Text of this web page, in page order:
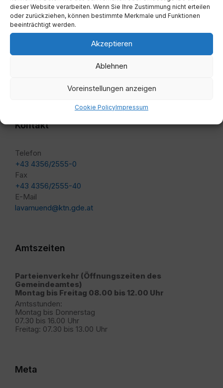
dieser Website verarbeiten. Wenn Sie Ihre Zustimmung nicht erteilen
oder zurückziehen, können bestimmte Merkmale und Funktionen
beeinträchtigt werden.
Akzeptieren
Ablehnen
Voreinstellungen anzeigen
Cookie PolicyImpressum
Marktgemeindeamt Lavamünd
Lavamünd 65, 9473 Lavamünd
Kontakt
Telefon
+43 4356/2555-0
Fax
+43 4356/2555-40
E-Mail
lavamuend@ktn.gde.at
Amtszeiten
Parteienverkehr (Öffnungszeiten des
Gemeindeamtes)
Montag bis Freitag 08.00 bis 12.00 Uhr
Amtsstunden:
Montag bis Donnerstag
07.30 bis 16.00 Uhr
Freitag: 07.30 bis 13.00 Uhr
Meta